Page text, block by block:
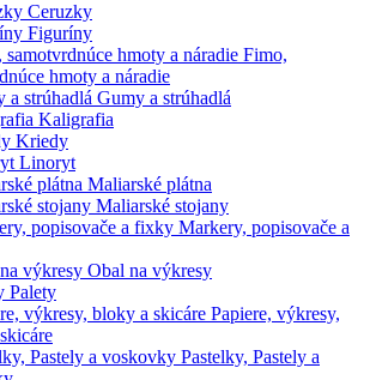
Ceruzky
Figuríny
Fimo,
hmoty a náradie
Gumy a strúhadlá
Kaligrafia
Kriedy
Linoryt
Maliarské plátna
Maliarské stojany
Markery, popisovače a
Obal na výkresy
Palety
Papiere, výkresy,
Pastelky, Pastely a